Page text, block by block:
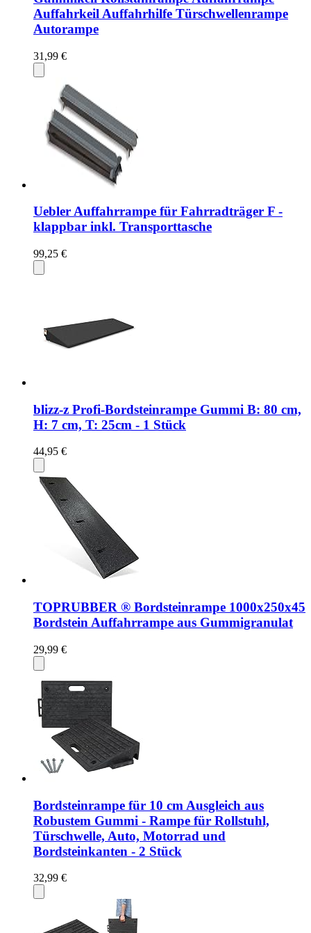
Auffahrkeil Auffahrhilfe Türschwellenrampe
Autorampe
31,99 €
Uebler Auffahrrampe für Fahrradträger F -
klappbar inkl. Transporttasche
99,25 €
blizz-z Profi-Bordsteinrampe Gummi B: 80 cm,
H: 7 cm, T: 25cm - 1 Stück
44,95 €
TOPRUBBER ® Bordsteinrampe 1000x250x45
Bordstein Auffahrrampe aus Gummigranulat
29,99 €
Bordsteinrampe für 10 cm Ausgleich aus
Robustem Gummi - Rampe für Rollstuhl,
Türschwelle, Auto, Motorrad und
Bordsteinkanten - 2 Stück
32,99 €